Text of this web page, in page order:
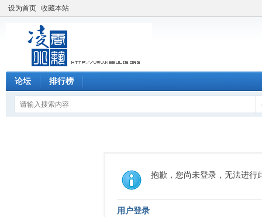
设为首页 收藏本站
论坛 排行榜
抱歉，您尚未登录，无法进行
用户登录